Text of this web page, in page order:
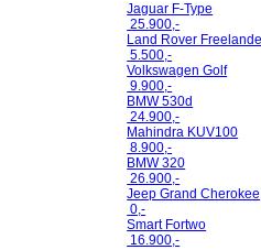
Jaguar F-Type
25.900,-
Land Rover
5.500,-
Volkswagen Golf
9.900,-
BMW 530d
24.900,-
Mahindra KUV100
8.900,-
BMW 320
26.900,-
Jeep Grand Cherokee
0,-
Smart Fortwo
16.900,-